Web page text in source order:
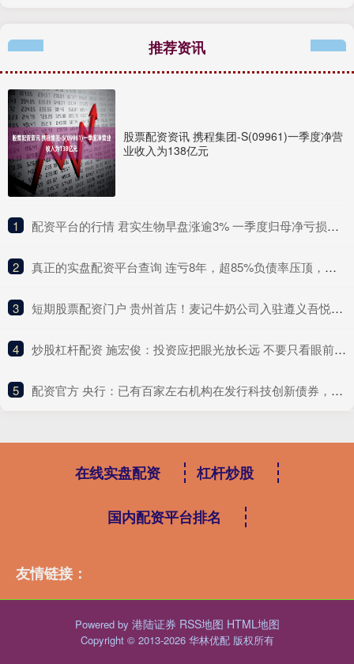
推荐资讯
股票配资资讯 携程集团-S(09961)一季度净营
业收入为138亿元
1 ​配资平台的行情 君实生物早盘涨逾3% 一季度归母净亏损同比收窄17%
2 ​真正的实盘配资平台查询 连亏8年，超85%负债率压顶，光伏跨界生这次如何自救?
3 ​短期股票配资门户 贵州首店！麦记牛奶公司入驻遵义吾悦广场，鲜奶治愈系即将登场_装修_爱好者_黔北
4 ​炒股杠杆配资 施宏俊：投资应把眼光放长远 不要只看眼前的波折
5 ​配资官方 央行：已有百家左右机构在发行科技创新债券，超2500亿元
在线实盘配资 杠杆炒股
国内配资平台排名
友情链接：
Powered by 港陆证券 RSS地图 HTML地图
Copyright © 2013-2026 华林优配 版权所有